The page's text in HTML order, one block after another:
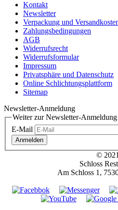
Kontakt
Newsletter
Verpackung und
Zahlungsbedingungen
AGB
Widerrufsrecht
Widerrufsformular
Impressum
Privatsphäre und Datenschutz
Online Schlichtungsplattform
Sitemap
Newsletter-Anmeldung
Weiter zur Newsletter-Anmeldung
E-Mail
Anmelden
© 2021
Schloss
Am Schloss 1,